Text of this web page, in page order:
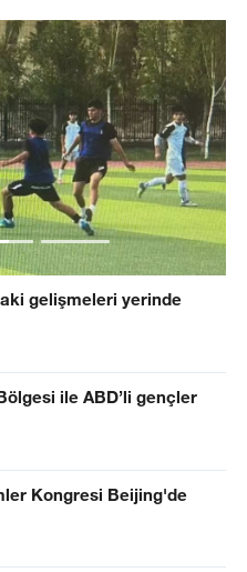
gelişmeleri yerinde
ile ABD’li gençler
Kongresi Beijing'de